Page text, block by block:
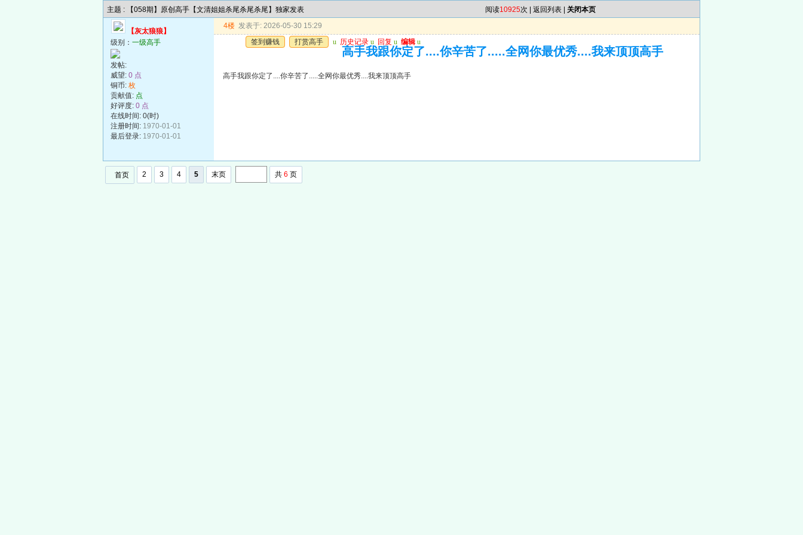
主题 : 【058期】原创高手【文清姐姐杀尾杀尾杀尾】独家发表 阅读10925次 | 返回列表 关闭本页
【灰太狼狼】
级别： 一级高手
发帖:
威望: 0 点
铜币: 枚
贡献值: 点
好评度: 0 点
在线时间: 0(时)
注册时间: 1970-01-01
最后登录: 1970-01-01
4楼 发表于: 2026-05-30 15:29
签到赚钱
打赏高手 u 历史记录 u 回复 u 编辑 u
高手我跟你定了....你辛苦了.....全网你最优秀....我来顶顶高手
高手我跟你定了....你辛苦了.....全网你最优秀....我来顶顶高手
首页 2 3 4 5 末页 共 6 页